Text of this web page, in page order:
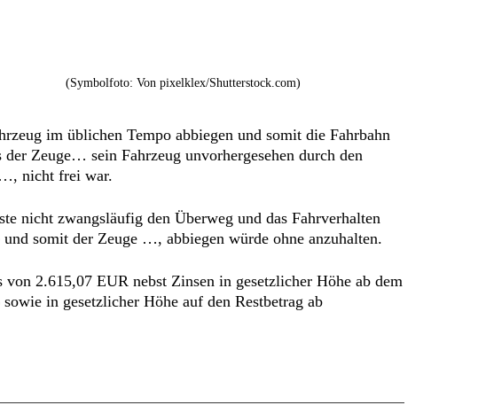
(Symbolfoto: Von pixelklex/Shutterstock.com)
im üblichen Tempo abbiegen und somit die Fahrbahn
Zeuge… sein Fahrzeug unvorhergesehen durch den
…, nicht frei war.
nicht zwangsläufig den Überweg und das Fahrverhalten
somit der Zeuge …, abbiegen würde ohne anzuhalten.
2.615,07 EUR nebst Zinsen in gesetzlicher Höhe ab dem
in gesetzlicher Höhe auf den Restbetrag ab